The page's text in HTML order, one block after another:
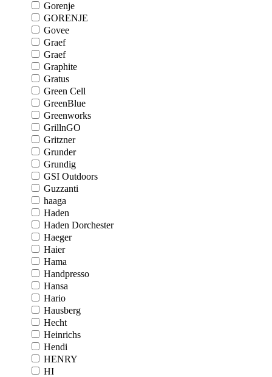
Gorenje
GORENJE
Govee
Graef
Graef
Graphite
Gratus
Green Cell
GreenBlue
Greenworks
GrillnGO
Gritzner
Grunder
Grundig
GSI Outdoors
Guzzanti
haaga
Haden
Haden Dorchester
Haeger
Haier
Hama
Handpresso
Hansa
Hario
Hausberg
Hecht
Heinrichs
Hendi
HENRY
HI